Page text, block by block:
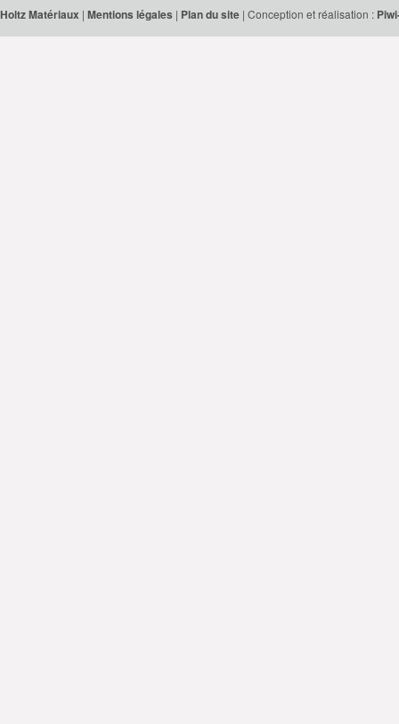
Holtz Matériaux | Mentions légales | Plan du site | Conception et réalisation :